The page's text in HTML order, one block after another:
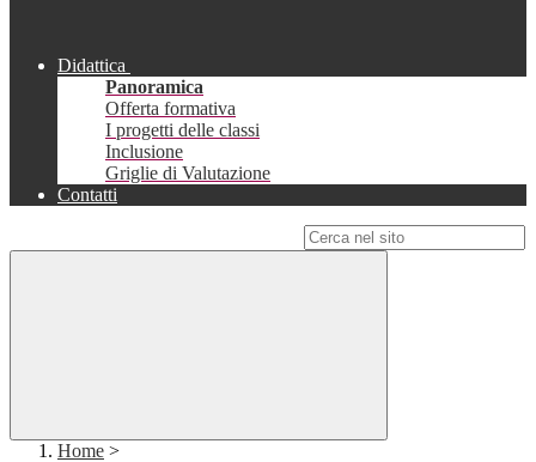
Didattica
Panoramica
Offerta formativa
I progetti delle classi
Inclusione
Griglie di Valutazione
Contatti
Home >